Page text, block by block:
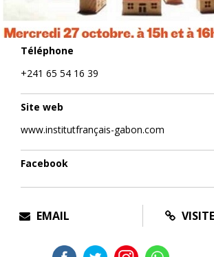
Téléphone
+241 65 54 16 39
Site web
www.institutfrançais-gabon.com
Facebook
EMAIL VISITE